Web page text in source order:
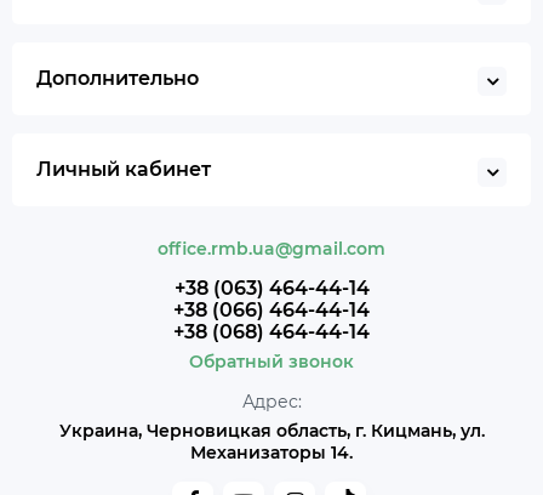
Дополнительно
Личный кабинет
office.rmb.ua@gmail.com
+38 (063) 464-44-14
+38 (066) 464-44-14
+38 (068) 464-44-14
Обратный звонок
Адрес:
Украина, Черновицкая область, г. Кицмань, ул.
Механизаторы 14.